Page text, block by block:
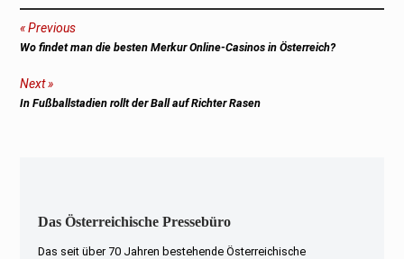
Beitragsnavigation
Previous
Previous
Wo findet man die besten Merkur Online-Casinos in Österreich?
Next
Next
In Fußballstadien rollt der Ball auf Richter Rasen
Das Österreichische Pressebüro
Das seit über 70 Jahren bestehende Österreichische